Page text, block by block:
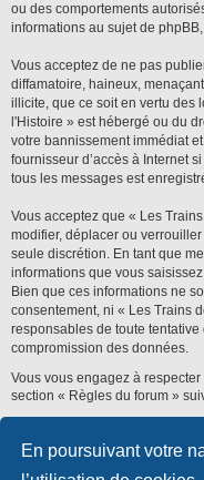
En poursuivant votre
ou des comportements
informations au sujet de
Vous acceptez de ne pas
diffamatoire, haineux,
illicite, que ce soit en vertu des
l'Histoire » est hébergé ou du
votre bannissement immédiat
fournisseur d’accès à Internet
tous les messages est
Vous acceptez que « Les
modifier, déplacer ou
seule discrétion. En tant que
informations que vous
Bien que ces informations ne
consentement, ni « Les Trains
responsables de toute
compromission des données.
Vous vous engagez à
section « Règles du forum »